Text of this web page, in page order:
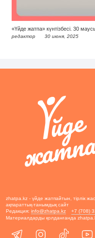
«Үйде жатпа» күнтізбесі. 30
редактор 30 июня, 2025
zhatpa.kz - үйде жатпайтын, тірлік
ақпараттық-танымдық сайт
Редакция: info@zhatpa.kz
+7 (708)
Материалдарды қолданғанда